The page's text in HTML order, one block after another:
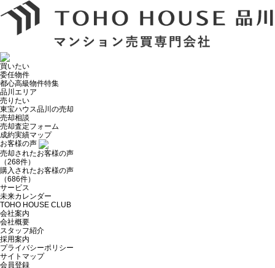
買いたい
委任物件
都心高級物件特集
品川エリア
売りたい
東宝ハウス品川の売却
売却相談
売却査定フォーム
成約実績マップ
お客様の声
売却されたお客様の声
（268件）
購入されたお客様の声
（686件）
サービス
未来カレンダー
TOHO HOUSE CLUB
会社案内
会社概要
スタッフ紹介
採用案内
プライバシーポリシー
サイトマップ
会員登録